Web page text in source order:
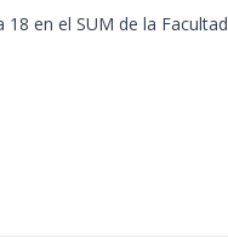
en el SUM de la Facultad